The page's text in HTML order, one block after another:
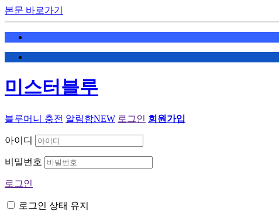
본문 바로가기
미스터블루
블루머니 충전 알림함NEW 로그인 회원가입
아이디
비밀번호
로그인
로그인 상태 유지